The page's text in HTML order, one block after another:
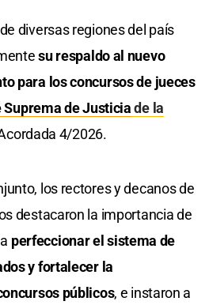
diversas regiones del país
su respaldo al nuevo
para los concursos de jueces
Suprema de Justiciade la
4/2026.
los rectores y decanos de
destacaron la importancia de
perfeccionar el sistema de
y fortalecer la
públicos, e instaron a